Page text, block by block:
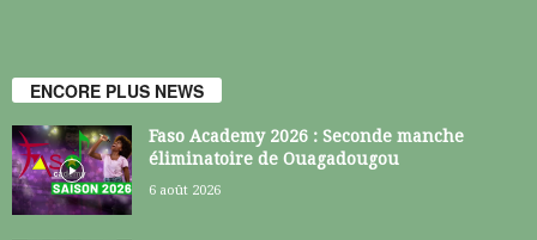
ENCORE PLUS NEWS
Faso Academy 2026 : Seconde manche
éliminatoire de Ouagadougou
6 août 2026